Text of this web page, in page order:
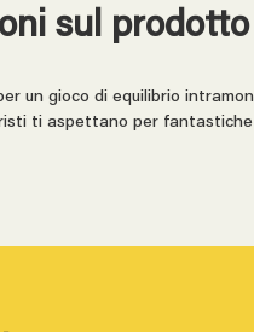
sul prodotto
un gioco di equilibrio
ti aspettano per